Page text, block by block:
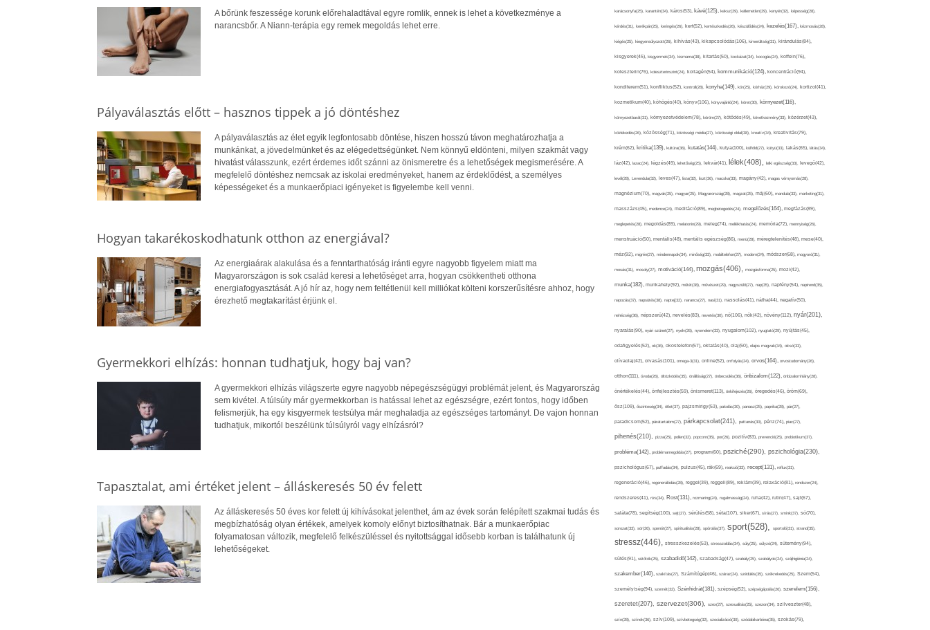
A bőrünk feszessége korunk előrehaladtával egyre romlik, ennek is lehet a következménye a
narancsbőr. A Niann-terápia egy remek megoldás lehet erre.
Pályaválasztás előtt – hasznos tippek a jó döntéshez
A pályaválasztás az élet egyik legfontosabb döntése, hiszen hosszú távon meghatározhatja a
munkánkat, a jövedelmünket és az elégedettségünket. Nem könnyű eldönteni, milyen szakmát vagy
hivatást válasszunk, ezért érdemes időt szánni az önismeretre és a lehetőségek megismerésére. A
megfelelő döntéshez nemcsak az iskolai eredményeket, hanem az érdeklődést, a személyes
képességeket és a munkaerőpiaci igényeket is figyelembe kell venni.
Hogyan takarékoskodhatunk otthon az energiával?
Az energiaárak alakulása és a fenntarthatóság iránti egyre nagyobb figyelem miatt ma
Magyarországon is sok család keresi a lehetőséget arra, hogyan csökkentheti otthona
energiafogyasztását. A jó hír az, hogy nem feltétlenül kell milliókat költeni korszerűsítésre ahhoz, hogy
érezhető megtakarítást érjünk el.
Gyermekkori elhízás: honnan tudhatjuk, hogy baj van?
A gyermekkori elhízás világszerte egyre nagyobb népegészségügyi problémát jelent, és Magyarország
sem kivétel. A túlsúly már gyermekkorban is hatással lehet az egészségre, ezért fontos, hogy időben
felismerjük, ha egy kisgyermek testsúlya már meghaladja az egészséges tartományt. De vajon honnan
tudhatjuk, mikortól beszélünk túlsúlyról vagy elhízásról?
Tapasztalat, ami értéket jelent – álláskeresés 50 év felett
Az álláskeresés 50 éves kor felett új kihívásokat jelenthet, ám az évek során felépített szakmai tudás és
megbízhatóság olyan értékek, amelyek komoly előnyt biztosíthatnak. Bár a munkaerőpiac
folyamatosan változik, megfelelő felkészüléssel és nyitottsággal idősebb korban is találhatunk új
lehetőségeket.
karácsonyfa(25), karantén(34), káros(53), kávé(125), keksz(29), kellemetlen(29), kenyér(32), képesség(28),
kérdés(31), kerékpár(25), keringés(26), kert(52), kertészkedés(26), készülődés(24), kezelés(167), kézmosás(28),
kiégés(25), kiegyensúlyozott(26), kihívás(43), kikapcsolódás(106), kimerültség(31), kirándulás(84),
kisgyerek(45), kisgyermek(34), kismama(38), kitartás(50), kockázat(34), kocogás(24), koffein(76),
koleszterin(76), koleszterinszint(24), kollagén(54), kommunikáció(124), koncentráció(94),
konditerem(51), konfliktus(52), kontroll(28), konyha(149), kór(25), kórház(29), kórokozó(24), kortizol(41),
kozmetikum(40), köhögés(40), könyv(106), könyvajánló(24), köret(30), környezet(116),
környezetbarát(31), környezetvédelem(78), köröm(27), kötődés(49), következmény(33), közérzet(43),
közlekedés(26), közösség(71), közösségi média(27), közösségi oldal(38), kreatív(34), kreativitás(79),
krém(62), kritika(139), kultúra(36), kutatás(144), kutya(100), külföld(27), kütyü(33), lakás(65), látás(34),
láz(42), lazac(24), légzés(49), lehetőség(25), lekvár(41), lélek(408), lelki egészség(33), levegő(42),
levél(28), Levendula(32), leves(47), lista(32), liszt(36), macska(33), magány(42), magas vérnyomás(28),
magnézium(70), magvak(25), magyar(25), Magyarország(28), magzat(25), máj(60), mandula(33), marketing(31),
masszázs(45), medence(24), meditáció(89), megbetegedés(24), megelőzés(164), megfázás(89),
meglepetés(28), megoldás(89), melatonin(29), meleg(74), mellékhatás(24), memória(72), mennyiség(26),
menstruáció(50), mentális(48), mentális egészség(86), menü(28), méregtelenítés(48), mese(40),
méz(92), migrén(27), mindennapok(34), minőség(33), mobiltelefon(27), modern(24), módszer(68), mogyoró(31),
mosás(31), mosoly(27), motiváció(144), mozgás(406), mozgásforma(25), mozi(42),
munka(182), munkahely(92), műtét(38), művészet(29), nagyszülő(27), nap(35), napfény(54), napirend(35),
napozás(37), napsütés(38), naptej(32), narancs(27), nasi(31), nassolás(41), nátha(44), negatív(50),
nehézség(36), népszerű(42), nevelés(83), nevetés(30), nő(106), nők(42), növény(112), nyár(201),
nyaralás(90), nyári szünet(27), nyelv(26), nyomelem(33), nyugalom(102), nyugtató(29), nyújtás(45),
odafigyelés(52), ok(36), okostelefon(57), oktatás(40), olaj(50), olajos magvak(34), olcsó(33),
olívaolaj(42), olvasás(101), omega-3(31), online(52), orrfolyás(24), orvos(164), orvostudomány(26),
otthon(111), óvoda(26), öltözködés(35), önállóság(27), önbecsülés(36), önbizalom(122), önbizalomhiány(28),
önértékelés(44), önfejlesztés(59), önismeret(113), önkifejezés(26), öregedés(46), öröm(69),
ősz(109), őszinteség(34), ötlet(37), pajzsmirigy(53), pakolás(30), panasz(25), paprika(28), pár(27),
paradicsom(52), páratartalom(27), párkapcsolat(241), pattanás(30), pénz(74), piac(27),
pihenés(210), pizza(25), pollen(32), popcorn(35), por(26), pozitív(83), prevenció(25), probiotikum(37),
probléma(142), problémamegoldás(27), program(60), psziché(290), pszichológia(230),
pszichológus(67), puffadás(34), pulzus(45), rák(69), reakció(33), recept(131), reflux(31),
regeneráció(46), regenerálódás(28), reggel(39), reggeli(89), reklám(39), relaxáció(81), rendszer(24),
rendszeres(41), rizs(34), Rost(131), rozmaring(24), rugalmasság(24), ruha(42), rutin(47), sajt(67),
saláta(78), segítség(100), sejt(27), sérülés(58), séta(107), siker(67), sírás(27), smink(37), só(70),
sorozat(33), sör(26), spenót(27), spiritualitás(28), spórolás(37), sport(528), sportoló(31), strand(35),
stressz(446), stresszkezelés(53), stresszoldás(34), súly(25), súlyzó(24), sütemény(94),
sütés(91), sütőtök(25), szabadidő(142), szabadság(47), szabály(25), szabályok(24), szájhigiénia(24),
szakember(140), szakítás(27), Számítógép(46), száraz(24), szédülés(35), székrekedés(25), Szem(54),
személyiség(94), szemét(32), Szénhidrát(181), szépség(52), szépségápolás(26), szerelem(156),
szeretet(207), szervezet(306), szex(27), szexualitás(25), szezon(34), szilveszter(48),
szín(28), színek(36), szív(109), szívbetegség(32), szocializáció(30), szódabikarbóna(35), szokás(79),